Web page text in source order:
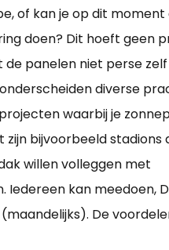
of kan je op dit moment
doen? Dit hoeft geen
de panelen niet perse
diverse
waarbij je
zijn bijvoorbeeld stadions
willen volleggen met
Iedereen kan meedoen,
De